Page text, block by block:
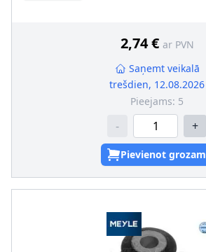
2,74 € ar PVN
Saņemt veikalā
trešdien, 12.08.2026
Pieejams: 5
- +
Pievienot grozam